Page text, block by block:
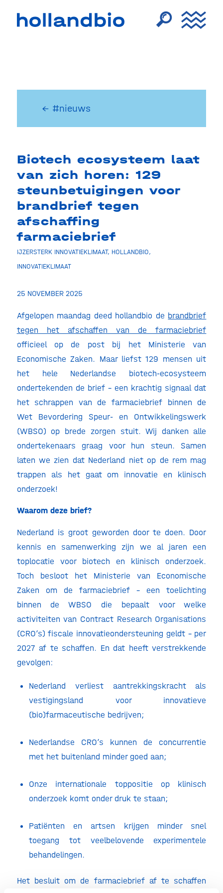
← #nieuws
Biotech ecosysteem laat
van zich horen: 129
steunbetuigingen voor
brandbrief tegen
afschaffing
farmaciebrief
IJZERSTERK INNOVATIEKLIMAAT, HOLLANDBIO,
INNOVATIEKLIMAAT
25 NOVEMBER 2025
Afgelopen maandag deed hollandbio de brandbrief
tegen het afschaffen van de farmaciebrief
officieel op de post bij het Ministerie van
Economische Zaken. Maar liefst 129 mensen uit
het hele Nederlandse biotech-ecosysteem
ondertekenden de brief – een krachtig signaal dat
het schrappen van de farmaciebrief binnen de
Wet Bevordering Speur- en Ontwikkelingswerk
(WBSO) op brede zorgen stuit. Wij danken alle
ondertekenaars graag voor hun steun. Samen
laten we zien dat Nederland niet op de rem mag
trappen als het gaat om innovatie en klinisch
onderzoek!
Waarom deze brief?
Nederland is groot geworden door te doen. Door
kennis en samenwerking zijn we al jaren een
toplocatie voor biotech en klinisch onderzoek.
Toch besloot het Ministerie van Economische
Zaken om de farmaciebrief – een toelichting
binnen de WBSO die bepaalt voor welke
activiteiten van Contract Research Organisations
(CRO’s) fiscale innovatieondersteuning geldt – per
2027 af te schaffen. En dat heeft verstrekkende
gevolgen:
Nederland verliest aantrekkingskracht als
vestigingsland voor innovatieve
(bio)farmaceutische bedrijven;
Nederlandse CRO’s kunnen de concurrentie
met het buitenland minder goed aan;
Onze internationale toppositie op klinisch
onderzoek komt onder druk te staan;
Patiënten en artsen krijgen minder snel
toegang tot veelbelovende experimentele
behandelingen.
Het besluit om de farmaciebrief af te schaffen